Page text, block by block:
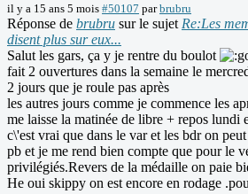
il y a 15 ans 5 mois #50107 parbrubru
Réponse de brubru sur le sujetRe:Les
disent plus sur eux...
Salut les gars, ça y je rentre du boulot
fait 2 ouvertures dans la semaine le
2 jours que je roule pas après
les autres jours comme je commence les
me laisse la matinée de libre + repos lundi
c\'est vrai que dans le var et les bdr on
pb et je me rend bien compte que pour le
privilégiés.Revers de la médaille on paie
He oui skippy on est encore en rodage